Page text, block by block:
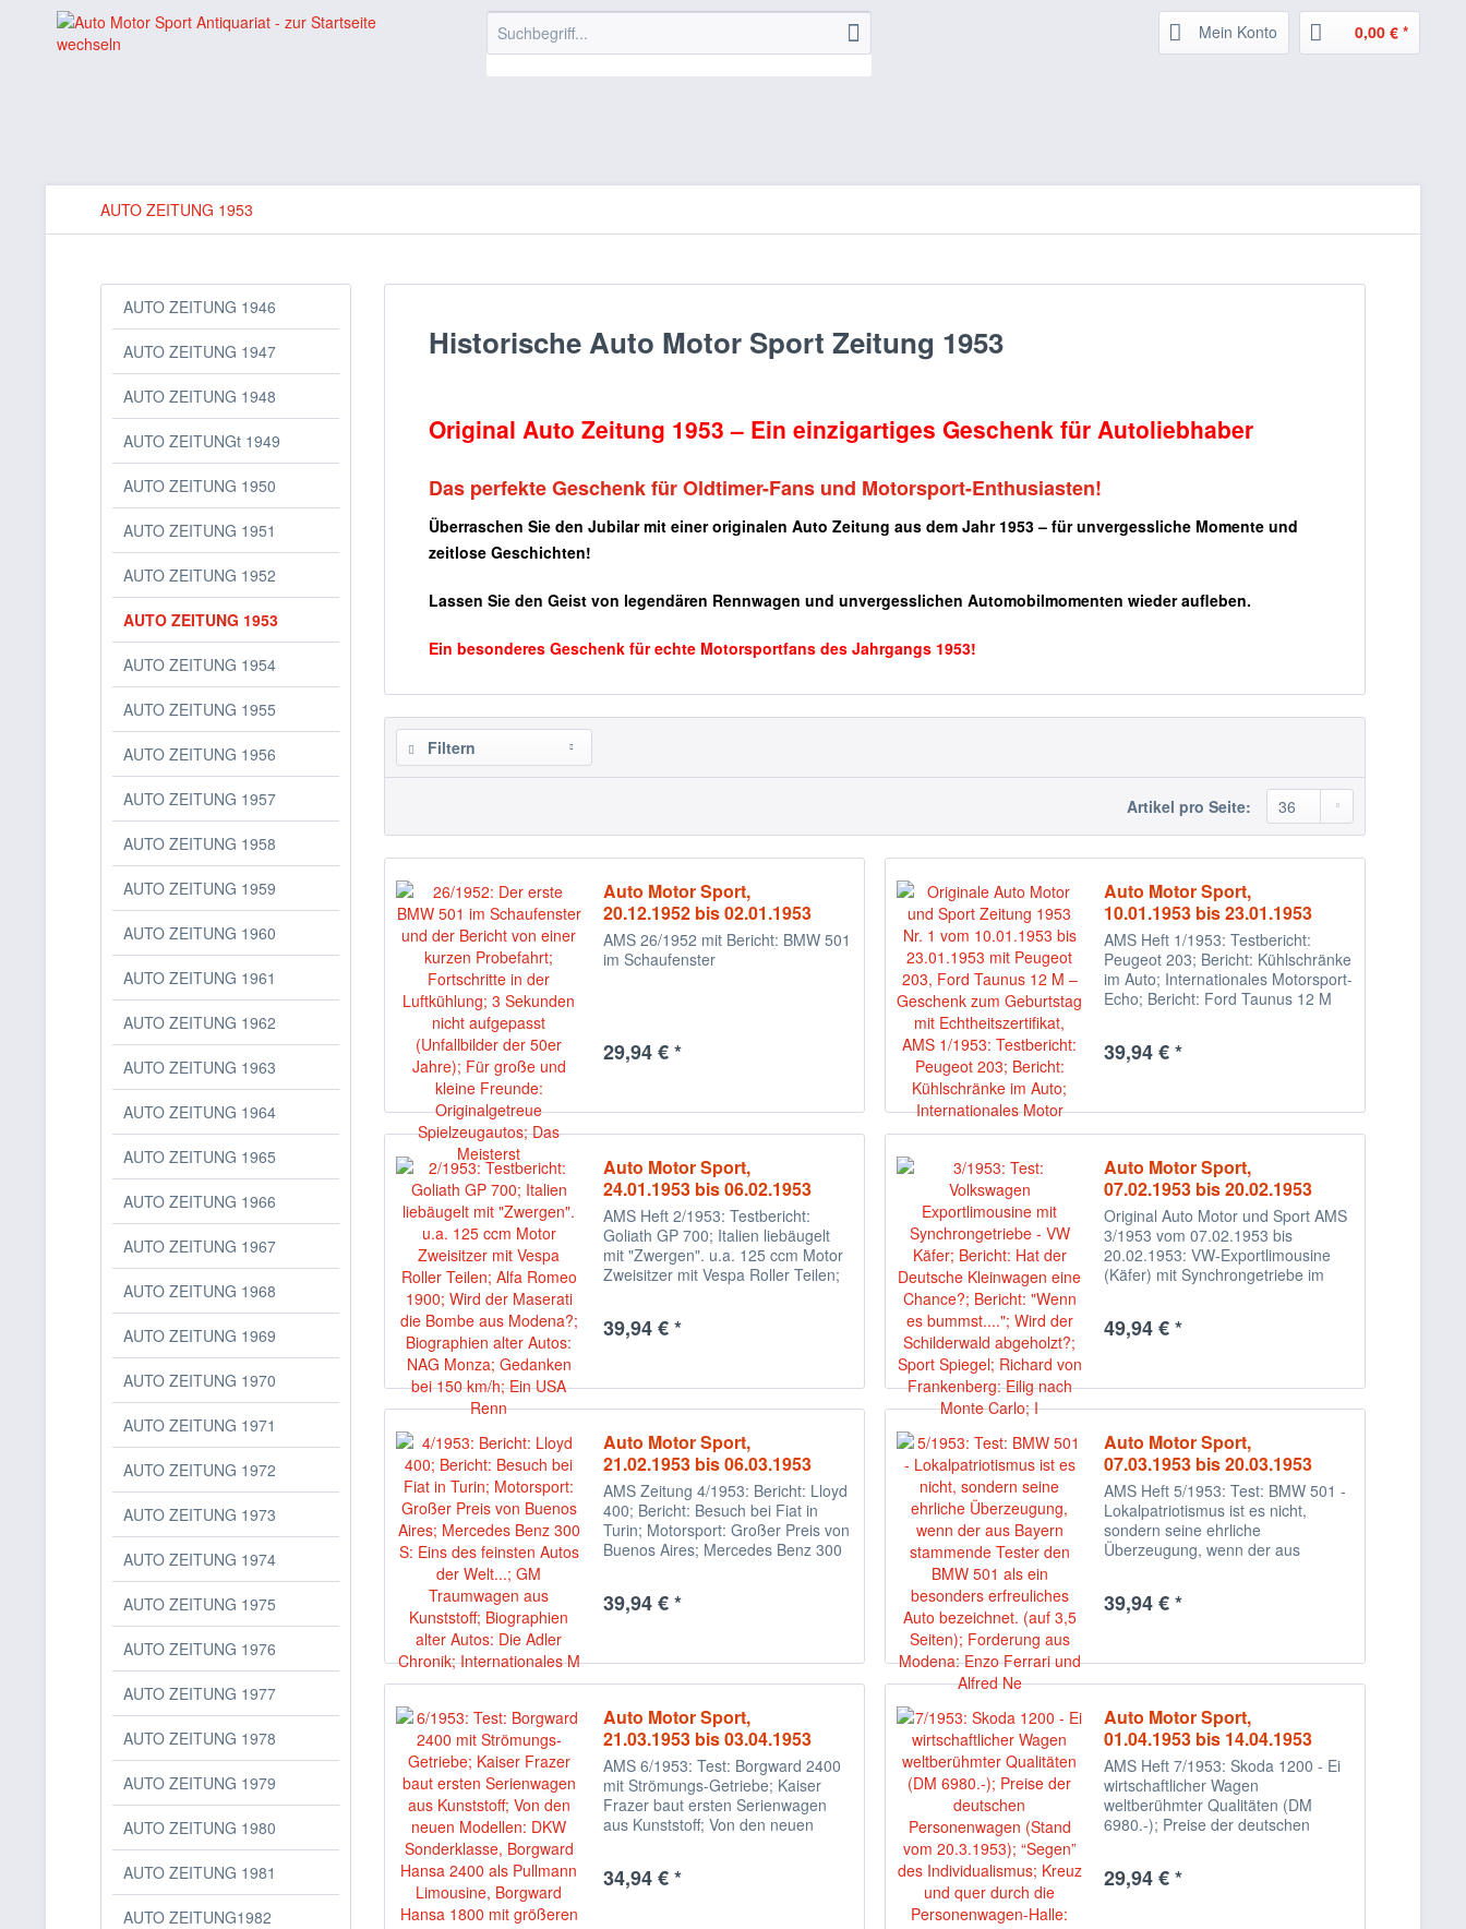
Mein Konto 0,00 € *
AUTO ZEITUNG 1953
AUTO ZEITUNG 1946
AUTO ZEITUNG 1947
AUTO ZEITUNG 1948
AUTO ZEITUNGt 1949
AUTO ZEITUNG 1950
AUTO ZEITUNG 1951
AUTO ZEITUNG 1952
AUTO ZEITUNG 1953
AUTO ZEITUNG 1954
AUTO ZEITUNG 1955
AUTO ZEITUNG 1956
AUTO ZEITUNG 1957
AUTO ZEITUNG 1958
AUTO ZEITUNG 1959
AUTO ZEITUNG 1960
AUTO ZEITUNG 1961
AUTO ZEITUNG 1962
AUTO ZEITUNG 1963
AUTO ZEITUNG 1964
AUTO ZEITUNG 1965
AUTO ZEITUNG 1966
AUTO ZEITUNG 1967
AUTO ZEITUNG 1968
AUTO ZEITUNG 1969
AUTO ZEITUNG 1970
AUTO ZEITUNG 1971
AUTO ZEITUNG 1972
AUTO ZEITUNG 1973
AUTO ZEITUNG 1974
AUTO ZEITUNG 1975
AUTO ZEITUNG 1976
AUTO ZEITUNG 1977
AUTO ZEITUNG 1978
AUTO ZEITUNG 1979
AUTO ZEITUNG 1980
AUTO ZEITUNG 1981
AUTO ZEITUNG1982
Historische Auto Motor Sport Zeitung 1953
Original Auto Zeitung 1953 – Ein einzigartiges Geschenk für Autoliebhaber
Das perfekte Geschenk für Oldtimer-Fans und Motorsport-Enthusiasten!
Überraschen Sie den Jubilar mit einer originalen Auto Zeitung aus dem Jahr 1953 – für unvergessliche Momente und
zeitlose Geschichten!
Lassen Sie den Geist von legendären Rennwagen und unvergesslichen Automobilmomenten wieder aufleben.
Ein besonderes Geschenk für echte Motorsportfans des Jahrgangs 1953!
Filtern
Artikel pro Seite:
Auto Motor Sport,
20.12.1952 bis 02.01.1953
AMS 26/1952 mit Bericht: BMW 501
im Schaufenster
29,94 € *
Auto Motor Sport,
10.01.1953 bis 23.01.1953
AMS Heft 1/1953: Testbericht:
Peugeot 203; Bericht: Kühlschränke
im Auto; Internationales Motorsport-
Echo; Bericht: Ford Taunus 12 M
39,94 € *
Auto Motor Sport,
24.01.1953 bis 06.02.1953
AMS Heft 2/1953: Testbericht:
Goliath GP 700; Italien liebäugelt
mit "Zwergen". u.a. 125 ccm Motor
Zweisitzer mit Vespa Roller Teilen;
Biographien alter Autos: NAG
39,94 € *
Auto Motor Sport,
07.02.1953 bis 20.02.1953
Original Auto Motor und Sport AMS
3/1953 vom 07.02.1953 bis
20.02.1953: VW-Exportlimousine
(Käfer) mit Synchrongetriebe im
Rallye Monte Carlo und
49,94 € *
Auto Motor Sport,
21.02.1953 bis 06.03.1953
AMS Zeitung 4/1953: Bericht: Lloyd
400; Bericht: Besuch bei Fiat in
Turin; Motorsport: Großer Preis von
Buenos Aires; Mercedes Benz 300
Kunststoff; Biographien alter Autos:
39,94 € *
Auto Motor Sport,
07.03.1953 bis 20.03.1953
AMS Heft 5/1953: Test: BMW 501 -
Lokalpatriotismus ist es nicht,
sondern seine ehrliche
Überzeugung, wenn der aus
erfreuliches Auto bezeichnet. (auf
39,94 € *
Auto Motor Sport,
21.03.1953 bis 03.04.1953
AMS 6/1953: Test: Borgward 2400
mit Strömungs-Getriebe; Kaiser
Frazer baut ersten Serienwagen
aus Kunststoff; Von den neuen
Limousine, Borgward Hansa 1800
34,94 € *
Auto Motor Sport,
01.04.1953 bis 14.04.1953
AMS Heft 7/1953: Skoda 1200 - Ei
wirtschaftlicher Wagen
weltberühmter Qualitäten (DM
6980.-); ​​Preise der deutschen
Individualismus; Kreuz und quer
29,94 € *